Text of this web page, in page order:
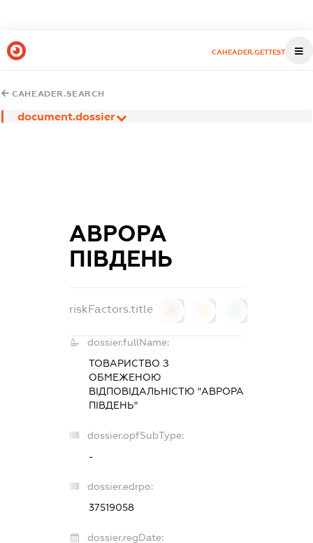
CAHEADER.GETTEST
CAHEADER.SEARCH
document.dossier
АВРОРА
ПІВДЕНЬ
riskFactors.title
dossier.fullName:
ТОВАРИСТВО З
ОБМЕЖЕНОЮ
ВІДПОВІДАЛЬНІСТЮ "АВРОРА
ПІВДЕНЬ"
dossier.opfSubType:
-
dossier.edrpo:
37519058
dossier.regDate: